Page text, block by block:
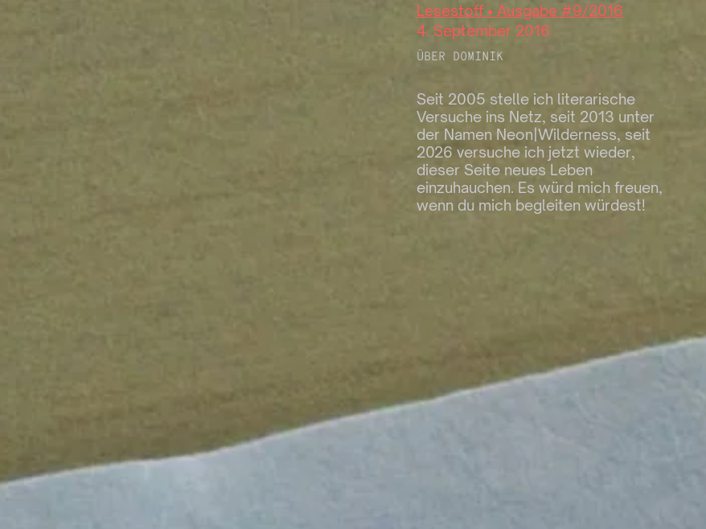
Lesestoff • Ausgabe #9/2016
4. September 2016
ÜBER DOMINIK
Seit 2005 stelle ich literarische
Versuche ins Netz, seit 2013 unter
der Namen Neon|Wilderness, seit
2026 versuche ich jetzt wieder,
dieser Seite neues Leben
einzuhauchen. Es würd mich freuen,
wenn du mich begleiten würdest!